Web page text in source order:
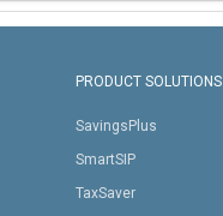
PRODUCT SOLUTIONS
SavingsPlus
SmartSIP
TaxSaver